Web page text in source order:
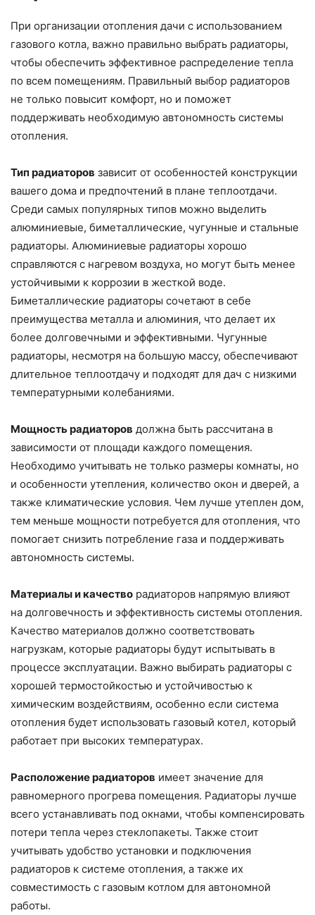
При организации отопления дачи с использованием
газового котла, важно правильно выбрать радиаторы,
чтобы обеспечить эффективное распределение тепла
по всем помещениям. Правильный выбор радиаторов
не только повысит комфорт, но и поможет
поддерживать необходимую автономность системы
отопления.
Тип радиаторов зависит от особенностей конструкции
вашего дома и предпочтений в плане теплоотдачи.
Среди самых популярных типов можно выделить
алюминиевые, биметаллические, чугунные и стальные
радиаторы. Алюминиевые радиаторы хорошо
справляются с нагревом воздуха, но могут быть менее
устойчивыми к коррозии в жесткой воде.
Биметаллические радиаторы сочетают в себе
преимущества металла и алюминия, что делает их
более долговечными и эффективными. Чугунные
радиаторы, несмотря на большую массу, обеспечивают
длительное теплоотдачу и подходят для дач с низкими
температурными колебаниями.
Мощность радиаторов должна быть рассчитана в
зависимости от площади каждого помещения.
Необходимо учитывать не только размеры комнаты, но
и особенности утепления, количество окон и дверей, а
также климатические условия. Чем лучше утеплен дом,
тем меньше мощности потребуется для отопления, что
помогает снизить потребление газа и поддерживать
автономность системы.
Материалы и качество радиаторов напрямую влияют
на долговечность и эффективность системы отопления.
Качество материалов должно соответствовать
нагрузкам, которые радиаторы будут испытывать в
процессе эксплуатации. Важно выбирать радиаторы с
хорошей термостойкостью и устойчивостью к
химическим воздействиям, особенно если система
отопления будет использовать газовый котел, который
работает при высоких температурах.
Расположение радиаторов имеет значение для
равномерного прогрева помещения. Радиаторы лучше
всего устанавливать под окнами, чтобы компенсировать
потери тепла через стеклопакеты. Также стоит
учитывать удобство установки и подключения
радиаторов к системе отопления, а также их
совместимость с газовым котлом для автономной
работы.